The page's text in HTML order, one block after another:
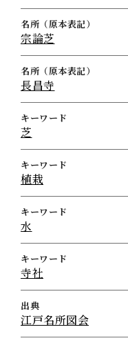
名所（原本表記）
宗論芝
名所（原本表記）
長昌寺
キーワード
芝
キーワード
植栽
キーワード
水
キーワード
寺社
出典
江戸名所図会